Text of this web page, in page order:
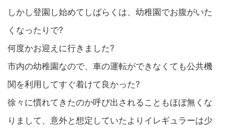
しかし登園し始めてしばらくは、幼稚園でお腹がいた
くなったりで?
何度かお迎えに行きました?
市内の幼稚園なので、車の運転ができなくても公共機
関を利用してすぐ着けて良かった?
徐々に慣れてきたのか呼び出されることもほぼ無くな
りまして、意外と想定していたよりイレギュラーは少